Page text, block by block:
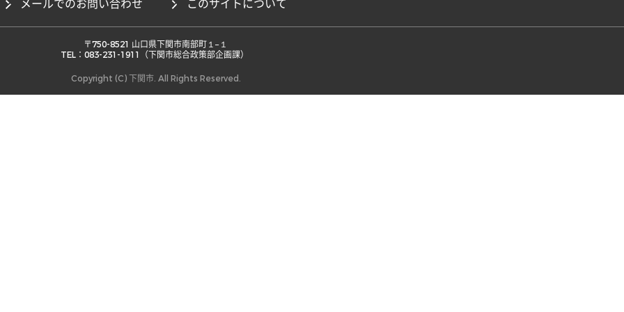
メールでのお問い合わせ このサイトについて
TEL：083-231-1911（下関市総合政策部企画課）
Copyright (C) 下関市. All Rights Reserved.